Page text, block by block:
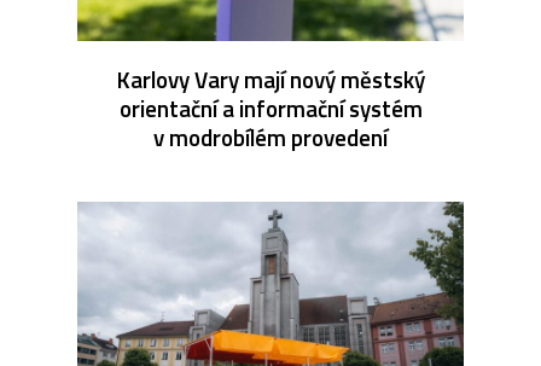
Karlovy Vary mají nový městský
orientační a informační systém
v modrobílém provedení